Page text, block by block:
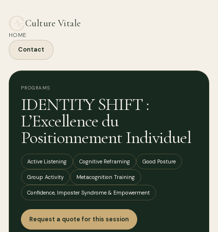
Culture Vitale
HOME
Contact
PROGRAMS
IDENTITY SHIFT :
L’Excellence du
Positionnement Individuel
Active Listening Cognitive Reframing Good Posture
Group Activity Metacognition Training
Confidence, Imposter Syndrome & Empowerment
Request a quote for this session